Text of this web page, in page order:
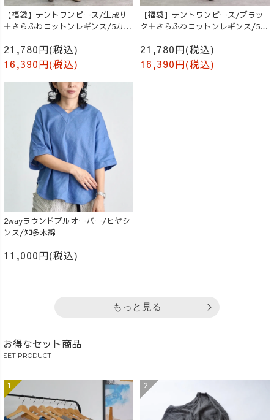
【福袋】テントワンピース/生成り
＋さらふわコットンレギンス/5カラ
21,780円(税込)
16,390円(税込)
【福袋】テントワンピース/ブラッ
ク＋さらふわコットンレギンス/5カ
21,780円(税込)
16,390円(税込)
2wayラウンドプルオーバー/ヒヤシ
ンス/知多木綿
11,000円(税込)
もっと見る
お得なセット商品
SET PRODUCT